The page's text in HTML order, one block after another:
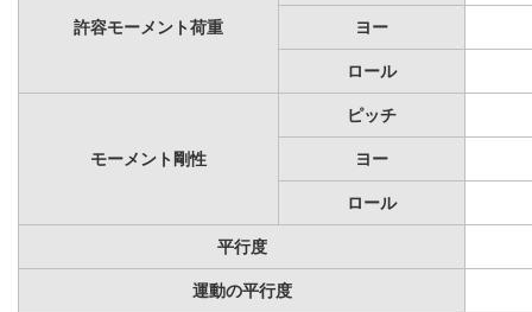
許容モーメント荷重 ヨー
ロール
モーメント剛性
ピッチ
ヨー
ロール
平行度
運動の平行度